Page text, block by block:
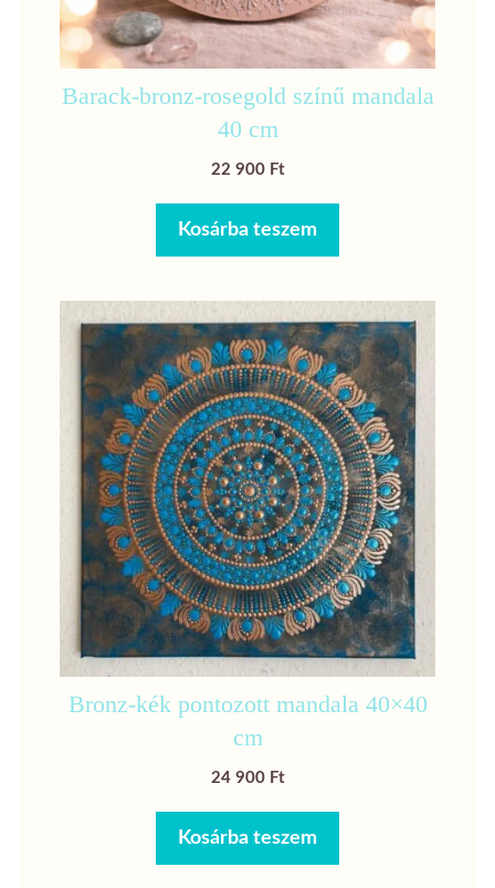
Barack-bronz-rosegold színű mandala
40 cm
22 900 Ft
Kosárba teszem
Bronz-kék pontozott mandala 40×40
cm
24 900 Ft
Kosárba teszem